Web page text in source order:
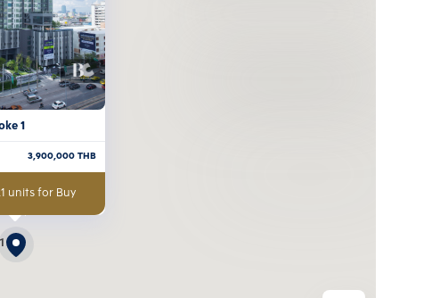
1
3,900,000 THB
units for Buy